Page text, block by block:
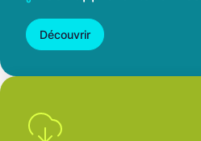
Découvrir